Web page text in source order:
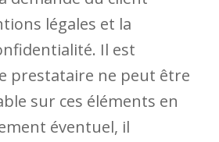
légales et la
Il est
prestataire ne peut être
sur ces éléments en
éventuel, il